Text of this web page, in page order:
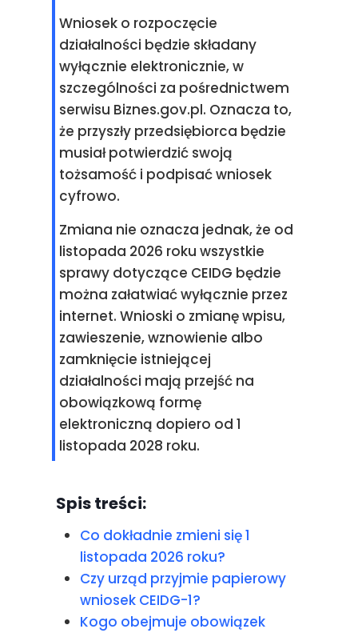
Wniosek o rozpoczęcie
działalności będzie składany
wyłącznie elektronicznie, w
szczególności za pośrednictwem
serwisu Biznes.gov.pl. Oznacza to,
że przyszły przedsiębiorca będzie
musiał potwierdzić swoją
tożsamość i podpisać wniosek
cyfrowo.
Zmiana nie oznacza jednak, że od
listopada 2026 roku wszystkie
sprawy dotyczące CEIDG będzie
można załatwiać wyłącznie przez
internet. Wnioski o zmianę wpisu,
zawieszenie, wznowienie albo
zamknięcie istniejącej
działalności mają przejść na
obowiązkową formę
elektroniczną dopiero od 1
listopada 2028 roku.
Spis treści:
Co dokładnie zmieni się 1
listopada 2026 roku?
Czy urząd przyjmie papierowy
wniosek CEIDG-1?
Kogo obejmuje obowiązek